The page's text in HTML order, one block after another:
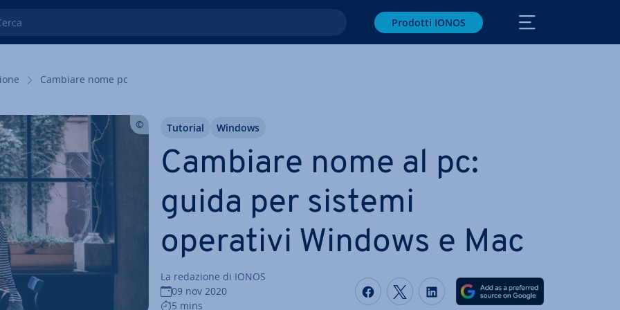
Prodotti IONOS
Cambiare nome pc
Cambiare nome al pc:
guida per sistemi
operativi Windows e Mac
La redazione di IONOS
09 nov 2020
5 mins
Condividi via Facebook
Condividi via Twitter
Condividi via LinkedIN
Tutorial Windows